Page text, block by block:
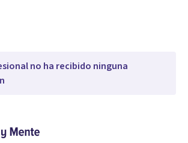
no ha recibido ninguna